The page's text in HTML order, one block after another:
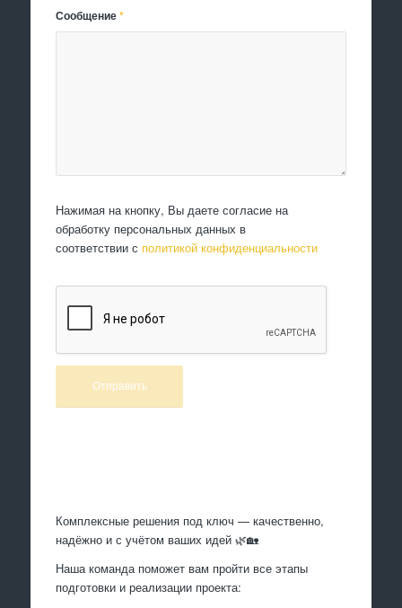
Сообщение*
Нажимая на кнопку, Вы даете согласие на
обработку персональных данных в
соответствии с политикой конфиденциальности
Комплексные решения под ключ — качественно,
надёжно и с учётом ваших идей 🌿🏡
Наша команда поможет вам пройти все этапы
подготовки и реализации проекта: